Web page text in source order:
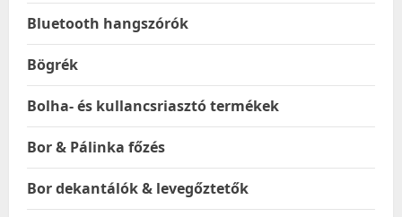
Bluetooth hangszórók
Bögrék
Bolha- és kullancsriasztó termékek
Bor & Pálinka főzés
Bor dekantálók & levegőztetők